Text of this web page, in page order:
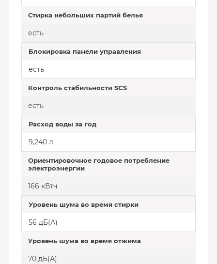
Стирка небольших партий белья
есть
Блокировка панели управления
есть
Контроль стабильности SCS
есть
Расход воды за год
9,240 л
Ориентировочное годовое потребление
электроэнергии
166 кВтч
Уровень шума во время стирки
56 дБ(А)
Уровень шума во время отжима
70 дБ(А)